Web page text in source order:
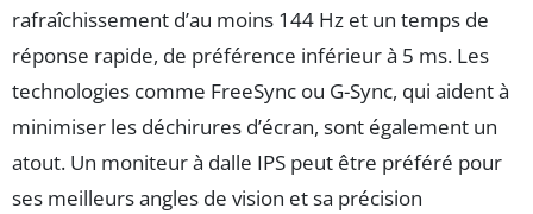
rafraîchissement d’au moins 144 Hz et un temps de
réponse rapide, de préférence inférieur à 5 ms. Les
technologies comme FreeSync ou G-Sync, qui aident à
minimiser les déchirures d’écran, sont également un
atout. Un moniteur à dalle IPS peut être préféré pour
ses meilleurs angles de vision et sa précision